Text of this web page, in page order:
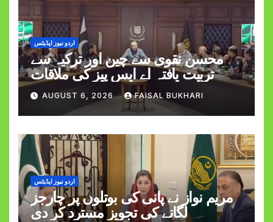
اردو نیوز اپڈیٹس
محسن نقوی سے چین اور ترکیہ سے
تربیت یافتہ اے ایس پیز کی ملاقات
AUGUST 6, 2026 FAISAL BUKHARI
اردو نیوز اپڈیٹس
مریم نواز نے پانی کی بوتلوں پر چارجز
لگانے کی تجویز مسترد کر دی